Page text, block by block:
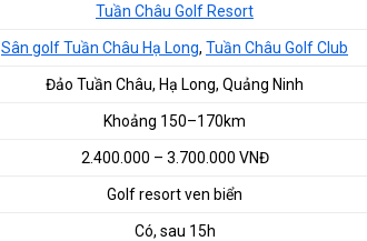
Tuần Châu Golf Resort
Sân golf Tuần Châu Hạ Long, Tuần Châu Golf Club
Đảo Tuần Châu, Hạ Long, Quảng Ninh
Khoảng 150–170km
2.400.000 – 3.700.000 VNĐ
Golf resort ven biển
Có, sau 15h